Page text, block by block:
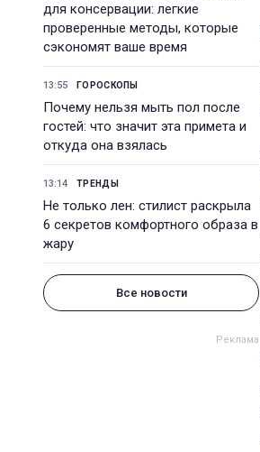
для консервации: легкие
проверенные методы, которые
сэкономят ваше время
13:55 ГОРОСКОПЫ
Почему нельзя мыть пол после
гостей: что значит эта примета и
откуда она взялась
13:14 ТРЕНДЫ
Не только лен: стилист раскрыла
6 секретов комфортного образа в
жару
Все новости